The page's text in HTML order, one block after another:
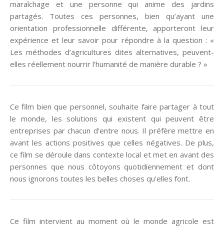
maraîchage et une personne qui anime des jardins
partagés. Toutes ces personnes, bien qu’ayant une
orientation professionnelle différente, apporteront leur
expérience et leur savoir pour répondre à la question : «
Les méthodes d’agricultures dites alternatives, peuvent-
elles réellement nourrir l’humanité de manière durable ? »
Ce film bien que personnel, souhaite faire partager à tout
le monde, les solutions qui existent qui peuvent être
entreprises par chacun d’entre nous. Il préfère mettre en
avant les actions positives que celles négatives. De plus,
ce film se déroule dans contexte local et met en avant des
personnes que nous côtoyons quotidiennement et dont
nous ignorons toutes les belles choses qu’elles font.
Ce film intervient au moment où le monde agricole est